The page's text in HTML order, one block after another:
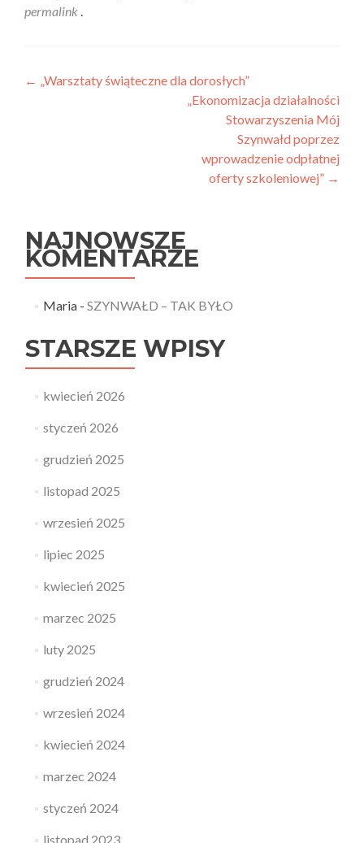
permalink .
Nawigacja wpisu
← „Warsztaty świąteczne dla dorosłych”
„Ekonomizacja działalności
Stowarzyszenia Mój
Szynwałd poprzez
wprowadzenie odpłatnej
oferty szkoleniowej” →
NAJNOWSZE
KOMENTARZE
Maria- SZYNWAŁD – TAK BYŁO
STARSZE WPISY
kwiecień 2026
styczeń 2026
grudzień 2025
listopad 2025
wrzesień 2025
lipiec 2025
kwiecień 2025
marzec 2025
luty 2025
grudzień 2024
wrzesień 2024
kwiecień 2024
marzec 2024
styczeń 2024
listopad 2023